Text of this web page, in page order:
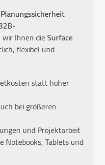
wir Ihnen dieSurface
flexibel und
statt hoher
bei größeren
und Projektarbeit
Notebooks, Tablets und